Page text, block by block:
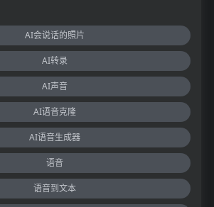
AI会说话的照片
AI转录
AI声音
AI语音克隆
AI语音生成器
语音
语音到文本